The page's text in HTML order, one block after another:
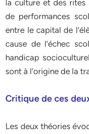
la culture et des rites
de performances
entre le capital de
cause de l’échec
handicap
sont à l’origine de la
Critique de ces
Les deux théories